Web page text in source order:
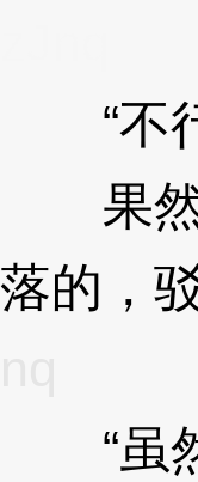
“不
果然
落的，
“虽然